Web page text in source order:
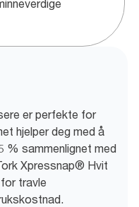
er perfekte for
hjelper deg med å
% sammenlignet med
Xpressnap® Hvit
travle